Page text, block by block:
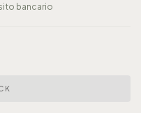
bancario